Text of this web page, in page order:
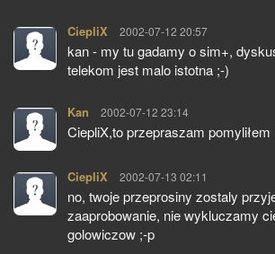
CiepliX pisze:
2002-07-12 20:57
kan - my tu gadamy o sim+,
telekom jest malo istotna ;-)
Kan pisze:
2002-07-12 23:14
CiepliX,to przepraszam
CiepliX pisze:
2002-07-13 02:11
no, twoje przeprosiny zostaly
zaaprobowanie, nie wykluczamy
golowiczow ;-p